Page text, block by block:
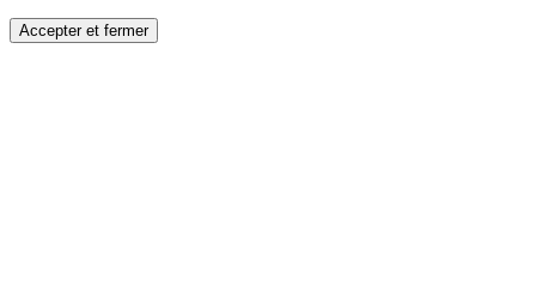
Accepter et fermer